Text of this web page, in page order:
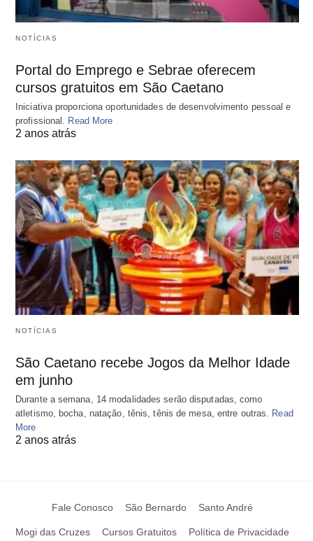
NOTÍCIAS
Portal do Emprego e Sebrae oferecem
cursos gratuitos em São Caetano
Iniciativa proporciona oportunidades de desenvolvimento pessoal e
profissional. Read More
2 anos atrás
NOTÍCIAS
São Caetano recebe Jogos da Melhor Idade
em junho
Durante a semana, 14 modalidades serão disputadas, como
atletismo, bocha, natação, tênis, tênis de mesa, entre outras. Read
More
2 anos atrás
Fale Conosco São Bernardo Santo André
Mogi das Cruzes Cursos Gratuitos Política de Privacidade